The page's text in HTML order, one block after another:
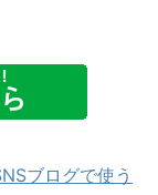
ブログで使う